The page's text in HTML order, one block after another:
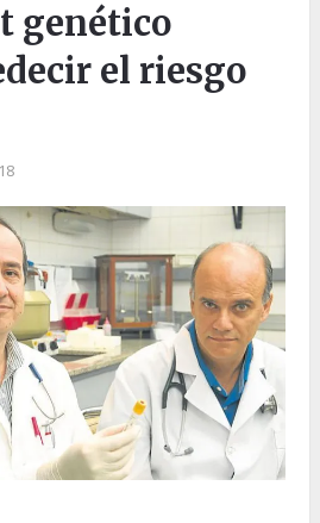
genético
el riesgo